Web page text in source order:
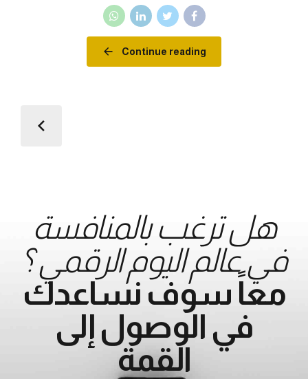
Continue reading
هل ترغب بالمنافسة
في عالم اليوم الرقمي ؟
معاً سوف نساعدك
في الوصول إلى
القمة